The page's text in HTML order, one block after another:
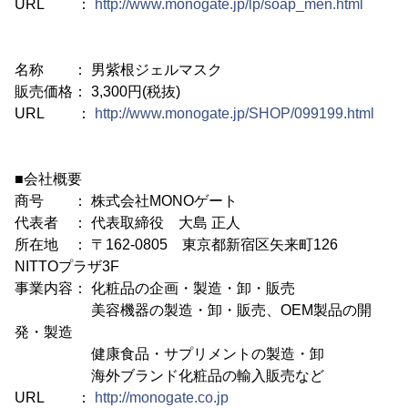
URL ： http://www.monogate.jp/lp/soap_men.html
名称 ： 男紫根ジェルマスク
販売価格： 3,300円(税抜)
URL ：
http://www.monogate.jp/SHOP/099199.html
■会社概要
商号 ： 株式会社MONOゲート
代表者 ： 代表取締役 大島 正人
所在地 ： 〒162-0805 東京都新宿区矢来町126
NITTOプラザ3F
事業内容： 化粧品の企画・製造・卸・販売
美容機器の製造・卸・販売、OEM製品の開
発・製造
健康食品・サプリメントの製造・卸
海外ブランド化粧品の輸入販売など
URL ：
http://monogate.co.jp